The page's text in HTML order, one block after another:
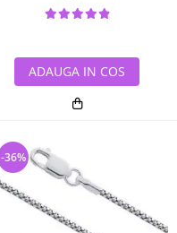
ADAUGA IN COS
-36%